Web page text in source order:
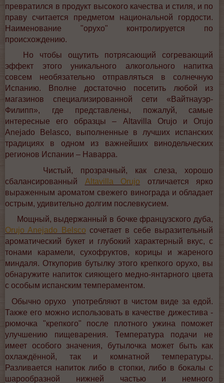
превратился в продукт высокого качества и стиля, и по
праву считается предметом национальной гордости.
Наименование "орухо" контролируется по
происхождению.
Но чтобы ощутить потрясающий согревающий
эффект этого уникального алкогольного напитка
совсем необязательно отправляться в солнечную
Испанию. Вполне достаточно посетить любой из
магазинов специализированной сети «Вайтнауэр-
Филипп», где представлены, пожалуй, самые
интересные его образцы – Altavilla Orujo и Orujo
Anejado Belasco, выполненные в лучших испанских
традициях в одном из важнейших винодельческих
регионов Испании – Наварра.
Чистый, прозрачный, как слеза, хорошо
сбалансированный Altavilla Orujo отличается ярко
выраженным ароматом свежего винограда и обладает
острым, удивительно долгим послевкусием.
Мощный, выдержанный в бочке французского дуба,
Orujo Anejado Belsco сочетает в себе выразительный
ароматический букет и глубокий характерный вкус, с
тонами карамели, сухофруктов, корицы и жареного
миндаля. Откупорив бутылку этого крепкого орухо, вы
обнаружите напиток сияющего медно-янтарного цвета
с особым испанским темпераментом.
Обычно орухо употребляют в чистом виде за едой.
Также его можно использовать в качестве дижестива -
рюмочка "крепкого" после плотного ужина поможет
улучшению пищеварения. Температура подачи не
имеет особого значения, бутылочка может быть как
охлаждённой, так и комнатной температуры.
Разливается напиток либо в стопки, либо в бокалы с
шарообразной нижней частью и немного